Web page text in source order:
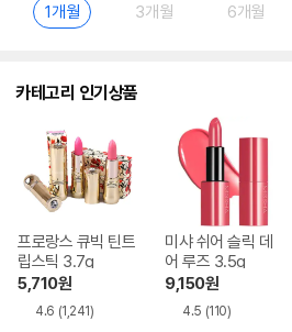
1개월 3개월 6개월
카테고리 인기상품
프로랑스 큐빅 틴트
립스틱 3.7g
5,710원
4.6 (1,241)
미샤 쉬어 슬릭 데
어 루즈 3.5g
9,150원
4.5 (110)